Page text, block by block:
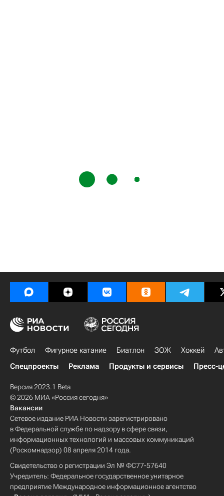
Футбол Фигурное катание Биатлон ЗОЖ Хоккей
Спецпроекты
Реклама Продукты и сервисы Пресс-
Версия 2023.1 Beta
© 2026 МИА «Россия сегодня»
Вакансии
Сетевое издание РИА Новости зарегистрировано
в Федеральной службе по надзору в сфере связи,
информационных технологий и массовых коммуникаций
(Роскомнадзор) 08 апреля 2014 года.
Свидетельство о регистрации Эл № ФС77-57640
Учредитель: Федеральное государственное унитарное
предприятие Международное информационное агентство